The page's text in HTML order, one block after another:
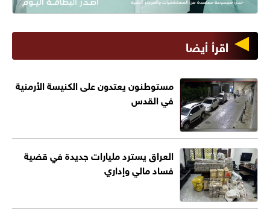
اقرأ أيضا
مستوطنون يعتدون على الكنيسة الأرمنية
في القدس
العراق يسترد مليارات جديدة في قضية
فساد مالي وإداري